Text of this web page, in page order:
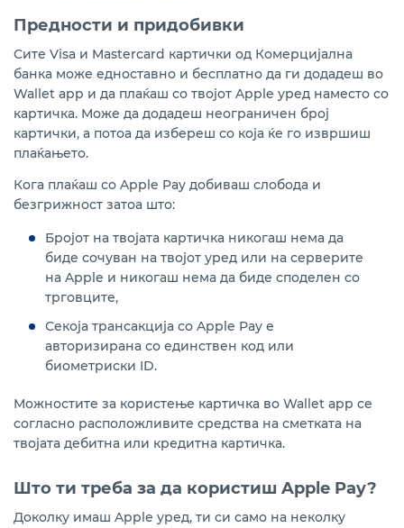
Предности и придобивки
Сите Visa и Mastercard картички од Комерцијална
банка може едноставно и бесплатно да ги додадеш во
Wallet app и да плаќаш со твојот Apple уред наместо со
картичка. Може да додадеш неограничен број
картички, а потоа да избереш со која ќе го извршиш
плаќањето.
Кога плаќаш со Apple Pay добиваш слобода и
безгрижност затоа што:
Бројот на твојата картичка никогаш нема да
биде сочуван на твојот уред или на серверите
на Apple и никогаш нема да биде споделен со
трговците,
Секоја трансакција со Apple Pay е
авторизирана со единствен код или
биометриски ID.
Можностите за користење картичка во Wallet app се
согласно расположливите средства на сметката на
твојата дебитна или кредитна картичка.
Што ти треба за да користиш Apple Pay?
Доколку имаш Apple уред, ти си само на неколку